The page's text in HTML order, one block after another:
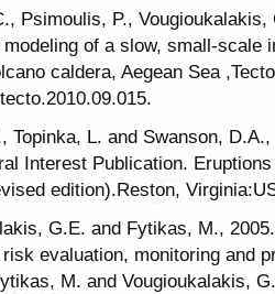
Psimoulis, P.,
of a slow, small-scale
caldera, Aegean Sea
Topinka, L. and Swanson,
Interest Publication.
edition).Reston,
G.E. and Fytikas, M.,
evaluation, monitoring and
M. and Vougioukalakis,